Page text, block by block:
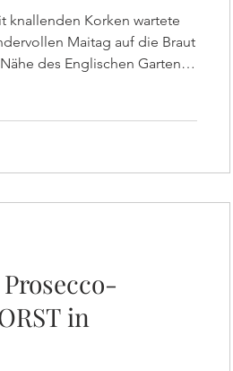
knallenden Korken wartete
Maitag auf die Braut
des Englischen Gartens.
lieber Joshua, es war uns
für eure gemeinsame Zukunft
in